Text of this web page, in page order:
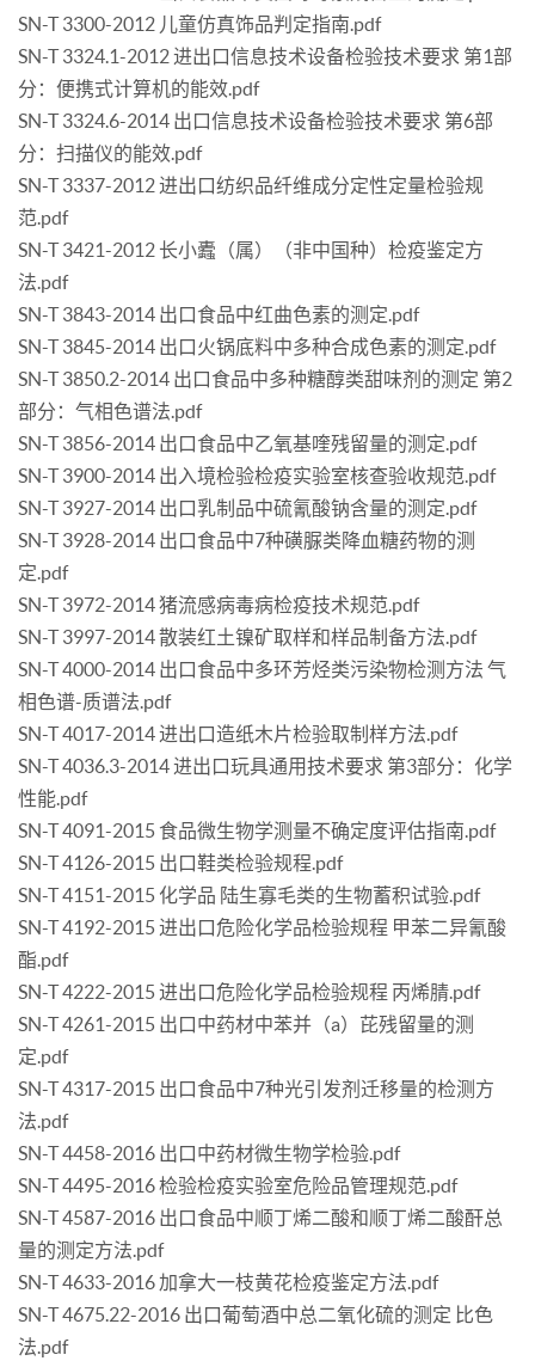
SN-T 3300-2012 儿童仿真饰品判定指南.pdf
SN-T 3324.1-2012 进出口信息技术设备检验技术要求 第1部
分：便携式计算机的能效.pdf
SN-T 3324.6-2014 出口信息技术设备检验技术要求 第6部
分：扫描仪的能效.pdf
SN-T 3337-2012 进出口纺织品纤维成分定性定量检验规
范.pdf
SN-T 3421-2012 长小蠹（属）（非中国种）检疫鉴定方
法.pdf
SN-T 3843-2014 出口食品中红曲色素的测定.pdf
SN-T 3845-2014 出口火锅底料中多种合成色素的测定.pdf
SN-T 3850.2-2014 出口食品中多种糖醇类甜味剂的测定 第2
部分：气相色谱法.pdf
SN-T 3856-2014 出口食品中乙氧基喹残留量的测定.pdf
SN-T 3900-2014 出入境检验检疫实验室核查验收规范.pdf
SN-T 3927-2014 出口乳制品中硫氰酸钠含量的测定.pdf
SN-T 3928-2014 出口食品中7种磺脲类降血糖药物的测
定.pdf
SN-T 3972-2014 猪流感病毒病检疫技术规范.pdf
SN-T 3997-2014 散装红土镍矿取样和样品制备方法.pdf
SN-T 4000-2014 出口食品中多环芳烃类污染物检测方法 气
相色谱-质谱法.pdf
SN-T 4017-2014 进出口造纸木片检验取制样方法.pdf
SN-T 4036.3-2014 进出口玩具通用技术要求 第3部分：化学
性能.pdf
SN-T 4091-2015 食品微生物学测量不确定度评估指南.pdf
SN-T 4126-2015 出口鞋类检验规程.pdf
SN-T 4151-2015 化学品 陆生寡毛类的生物蓄积试验.pdf
SN-T 4192-2015 进出口危险化学品检验规程 甲苯二异氰酸
酯.pdf
SN-T 4222-2015 进出口危险化学品检验规程 丙烯腈.pdf
SN-T 4261-2015 出口中药材中苯并（a）芘残留量的测
定.pdf
SN-T 4317-2015 出口食品中7种光引发剂迁移量的检测方
法.pdf
SN-T 4458-2016 出口中药材微生物学检验.pdf
SN-T 4495-2016 检验检疫实验室危险品管理规范.pdf
SN-T 4587-2016 出口食品中顺丁烯二酸和顺丁烯二酸酐总
量的测定方法.pdf
SN-T 4633-2016 加拿大一枝黄花检疫鉴定方法.pdf
SN-T 4675.22-2016 出口葡萄酒中总二氧化硫的测定 比色
法.pdf